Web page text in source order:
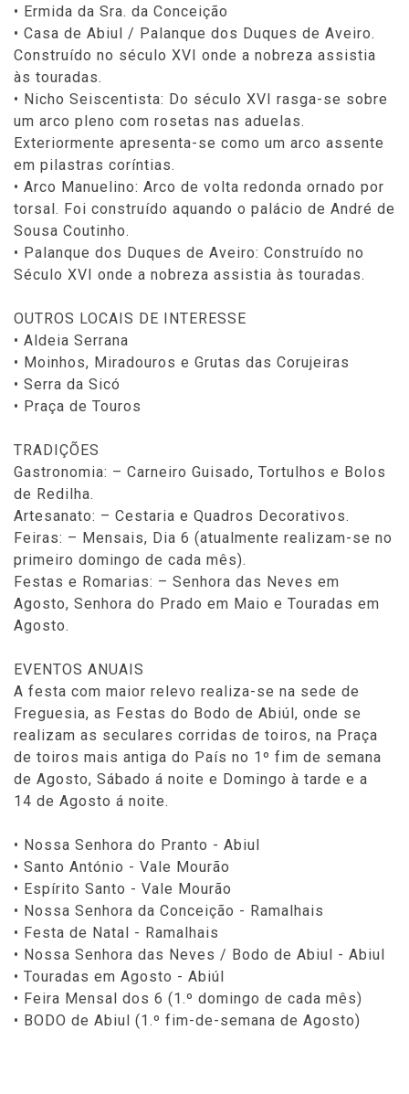
• Ermida da Sra. da Conceição
• Casa de Abiul / Palanque dos Duques de Aveiro.
Construído no século XVI onde a nobreza assistia
às touradas.
• Nicho Seiscentista: Do século XVI rasga-se sobre
um arco pleno com rosetas nas aduelas.
Exteriormente apresenta-se como um arco assente
em pilastras coríntias.
• Arco Manuelino: Arco de volta redonda ornado por
torsal. Foi construído aquando o palácio de André de
Sousa Coutinho.
• Palanque dos Duques de Aveiro: Construído no
Século XVI onde a nobreza assistia às touradas.
OUTROS LOCAIS DE INTERESSE
• Aldeia Serrana
• Moinhos, Miradouros e Grutas das Corujeiras
• Serra da Sicó
• Praça de Touros
TRADIÇÕES
Gastronomia: – Carneiro Guisado, Tortulhos e Bolos
de Redilha.
Artesanato: – Cestaria e Quadros Decorativos.
Feiras: – Mensais, Dia 6 (atualmente realizam-se no
primeiro domingo de cada mês).
Festas e Romarias: – Senhora das Neves em
Agosto, Senhora do Prado em Maio e Touradas em
Agosto.
EVENTOS ANUAIS
A festa com maior relevo realiza-se na sede de
Freguesia, as Festas do Bodo de Abiúl, onde se
realizam as seculares corridas de toiros, na Praça
de toiros mais antiga do País no 1º fim de semana
de Agosto, Sábado á noite e Domingo à tarde e a
14 de Agosto á noite.
• Nossa Senhora do Pranto - Abiul
• Santo António - Vale Mourão
• Espírito Santo - Vale Mourão
• Nossa Senhora da Conceição - Ramalhais
• Festa de Natal - Ramalhais
• Nossa Senhora das Neves / Bodo de Abiul - Abiul
• Touradas em Agosto - Abiúl
• Feira Mensal dos 6 (1.º domingo de cada mês)
• BODO de Abiul (1.º fim-de-semana de Agosto)